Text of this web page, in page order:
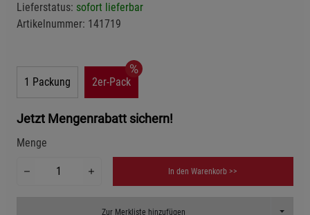
Lieferstatus: sofort lieferbar
Artikelnummer: 141719
1 Packung 2er-Pack
Jetzt Mengenrabatt sichern!
Menge
In den Warenkorb >>
Zur Merkliste hinzufügen Toggle